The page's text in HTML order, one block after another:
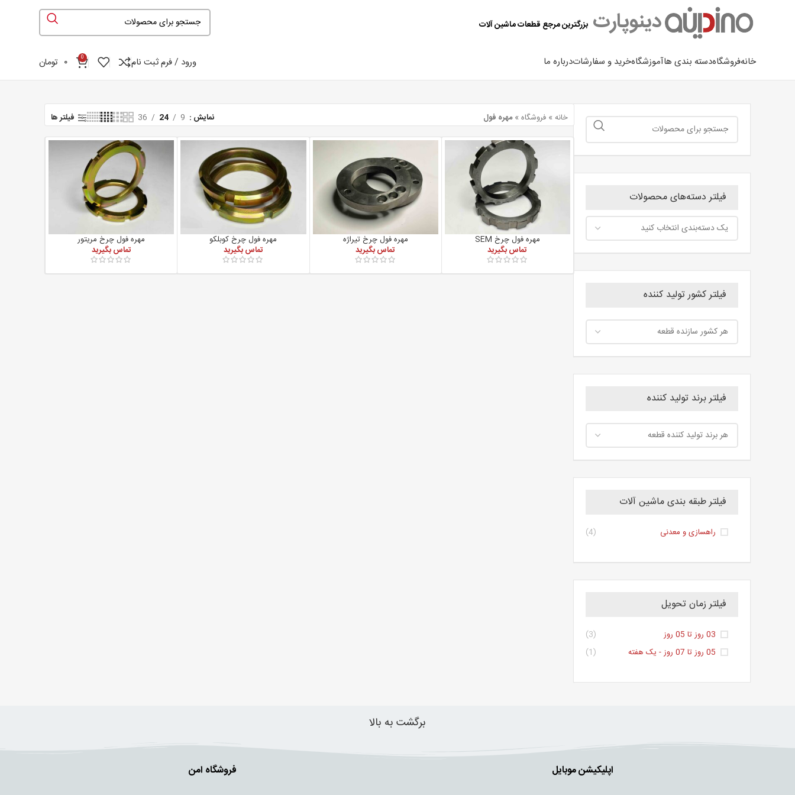
دینوپارت بزرگترین مرجع قطعات ماشین آلات
خانهفروشگاهدسته بندی هاآموزشگاهخرید و سفارشاتدرباره ما ورود / فرم ثبت نام 0 ۰ تومان
فیلتر دسته‌های محصولات
فیلتر کشور تولید کننده
فیلتر برند تولید کننده
فیلتر طبقه بندی ماشین آلات
راهسازی و معدنی (4)
فیلتر زمان تحویل
03 روز تا 05 روز
(3)
05 روز تا 07 روز - یک هفته
(1)
خانه» فروشگاه»مهره فول نمایش 9
24
36 فیلتر ها
مهره فول چرخ SEM مهره فول چرخ تیراژه مهره فول چرخ کوبلکو مهره فول چرخ مریتور
برگشت به بالا
اپلیکیشن موبایل فروشگاه امن